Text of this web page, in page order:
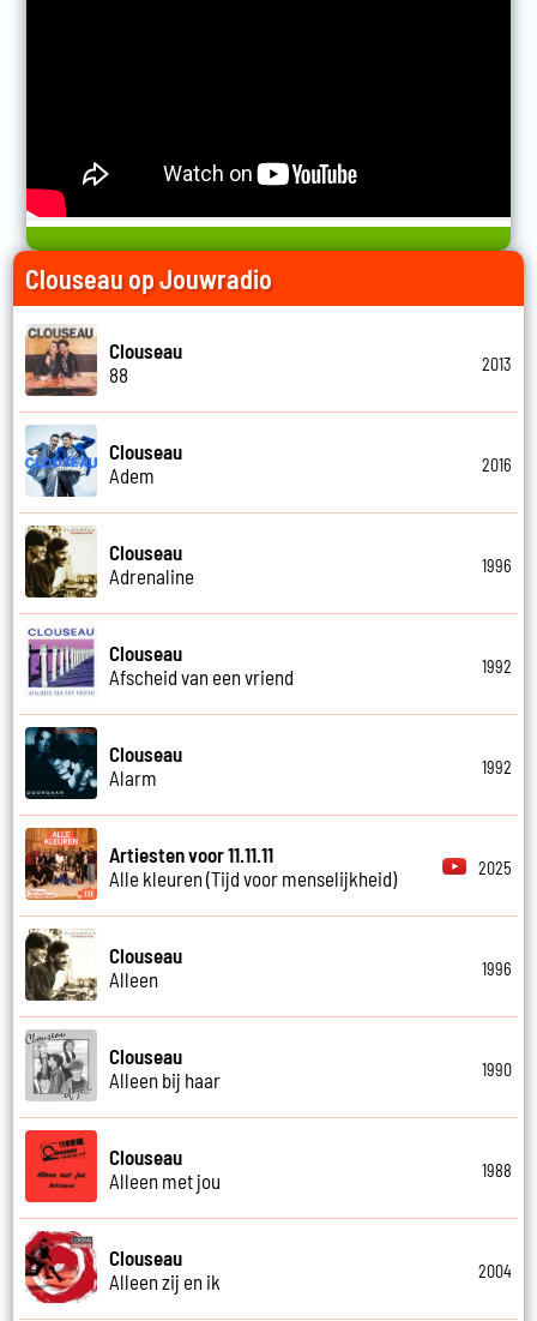
Clouseau op Jouwradio
Clouseau
88
2013
Clouseau
Adem
2016
Clouseau
Adrenaline
1996
Clouseau
Afscheid van een vriend
1992
Clouseau
Alarm
1992
Artiesten voor 11.11.11
Alle kleuren (Tijd voor menselijkheid)
2025
Clouseau
Alleen
1996
Clouseau
Alleen bij haar
1990
Clouseau
Alleen met jou
1988
Clouseau
Alleen zij en ik
2004